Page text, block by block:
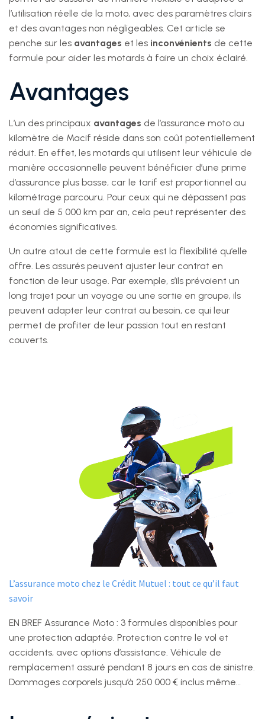
l’utilisation réelle de la moto, avec des paramètres clairs
et des avantages non négligeables. Cet article se
penche sur les avantages et les inconvénients de cette
formule pour aider les motards à faire un choix éclairé.
Avantages
L’un des principaux avantages de l’assurance moto au
kilomètre de Macif réside dans son coût potentiellement
réduit. En effet, les motards qui utilisent leur véhicule de
manière occasionnelle peuvent bénéficier d’une prime
d’assurance plus basse, car le tarif est proportionnel au
kilométrage parcouru. Pour ceux qui ne dépassent pas
un seuil de 5 000 km par an, cela peut représenter des
économies significatives.
Un autre atout de cette formule est la flexibilité qu’elle
offre. Les assurés peuvent ajuster leur contrat en
fonction de leur usage. Par exemple, s’ils prévoient un
long trajet pour un voyage ou une sortie en groupe, ils
peuvent adapter leur contrat au besoin, ce qui leur
permet de profiter de leur passion tout en restant
couverts.
L’assurance moto chez le Crédit Mutuel : tout ce qu’il faut
savoir
EN BREF Assurance Moto : 3 formules disponibles pour
une protection adaptée. Protection contre le vol et
accidents, avec options d’assistance. Véhicule de
remplacement assuré pendant 8 jours en cas de sinistre.
Dommages corporels jusqu’à 250 000 € inclus même…